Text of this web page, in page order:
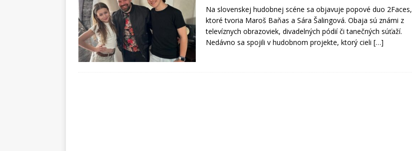
Na slovenskej hudobnej scéne sa objavuje popové duo 2Faces,
ktoré tvoria Maroš Baňas a Sára Šalingová. Obaja sú známi z
televíznych obrazoviek, divadelných pódií či tanečných súťaží.
Nedávno sa spojili v hudobnom projekte, ktorý cieli […]